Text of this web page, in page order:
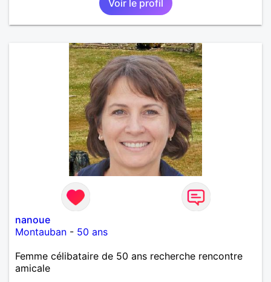
Voir le profil
nanoue
Montauban - 50 ans
Femme célibataire de 50 ans recherche rencontre
amicale